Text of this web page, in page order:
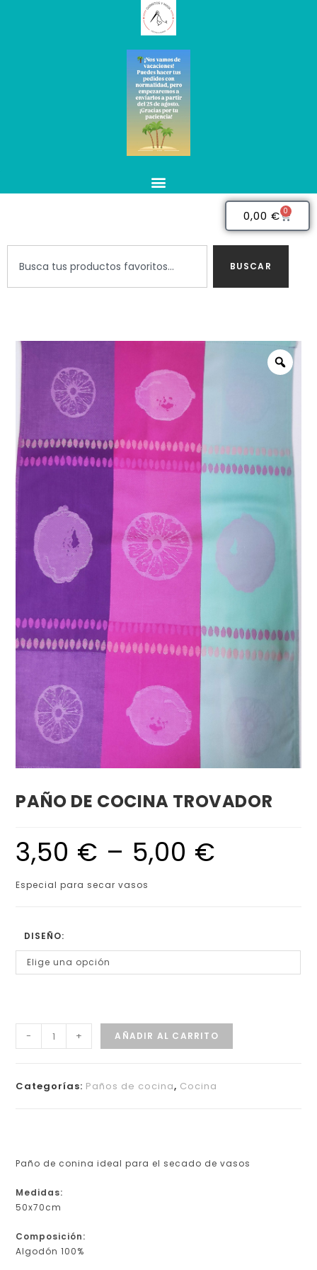
0,00 € 0
BUSCAR
PAÑO DE COCINA TROVADOR
3,50 € – 5,00 €
Especial para secar vasos
DISEÑO:
Elige una opción
- + AÑADIR AL CARRITO
Categorías: Paños de cocina, Cocina
Paño de conina ideal para el secado de vasos
Medidas:
50x70cm
Composición:
Algodón 100%